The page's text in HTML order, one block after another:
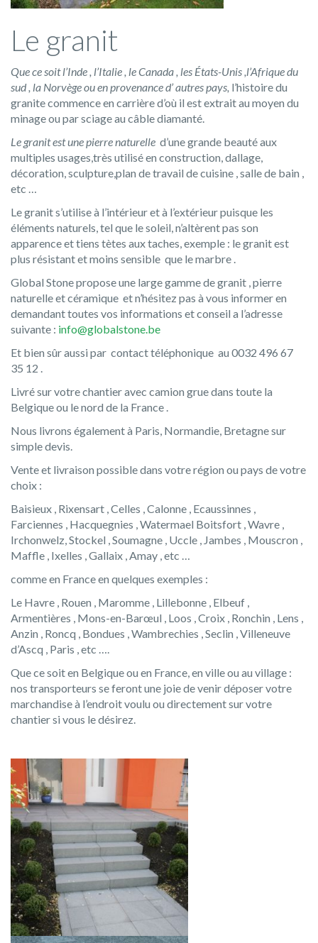
Le granit
Que ce soit l’Inde , l’Italie , le Canada , les États-Unis ,l’Afrique du
sud , la Norvège ou en provenance d’ autres pays, l’histoire du
granite commence en carrière d’où il est extrait au moyen du
minage ou par sciage au câble diamanté.
Le granit est une pierre naturelle d’une grande beauté aux
multiples usages,très utilisé en construction, dallage,
décoration, sculpture,plan de travail de cuisine , salle de bain ,
etc …
Le granit s’utilise à l’intérieur et à l’extérieur puisque les
éléments naturels, tel que le soleil, n’altèrent pas son
apparence et tiens tètes aux taches, exemple : le granit est
plus résistant et moins sensible que le marbre .
Global Stone propose une large gamme de granit , pierre
naturelle et céramique et n’hésitez pas à vous informer en
demandant toutes vos informations et conseil a l’adresse
suivante : info@globalstone.be
Et bien sûr aussi par contact téléphonique au 0032 496 67
35 12 .
Livré sur votre chantier avec camion grue dans toute la
Belgique ou le nord de la France .
Nous livrons également à Paris, Normandie, Bretagne sur
simple devis.
Vente et livraison possible dans votre région ou pays de votre
choix :
Baisieux , Rixensart , Celles , Calonne , Ecaussinnes ,
Farciennes , Hacquegnies , Watermael Boitsfort , Wavre ,
Irchonwelz, Stockel , Soumagne , Uccle , Jambes , Mouscron ,
Maffle , Ixelles , Gallaix , Amay , etc …
comme en France en quelques exemples :
Le Havre , Rouen , Maromme , Lillebonne , Elbeuf ,
Armentières , Mons-en-Barœul , Loos , Croix , Ronchin , Lens ,
Anzin , Roncq , Bondues , Wambrechies , Seclin , Villeneuve
d’Ascq , Paris , etc ….
Que ce soit en Belgique ou en France, en ville ou au village :
nos transporteurs se feront une joie de venir déposer votre
marchandise à l’endroit voulu ou directement sur votre
chantier si vous le désirez.